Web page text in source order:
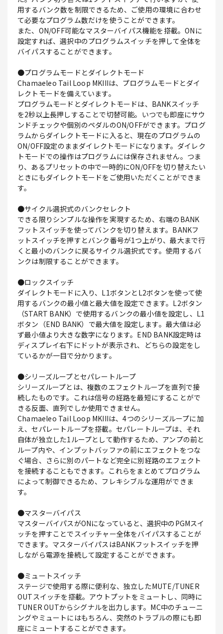
用するバンク数を制限できるため、ご使用の環境に合わせ
て必要なプログラム数だけを使うことができます。
また、ON/OFF可能なマスターバイパス機能を搭載。ONに
設定すれば、選択中のプログラムスイッチを押して全体を
バイパスすることができます。
●プログラムモードとダイレクトモード
Chamaeleo Tail Loop MKIIIは、プログラムモードとダイ
レクトモードを備えています。
プログラムモードとダイレクトモードは、BANKスイッチ
を2秒以上長押しすることで切替可能。いつでも即座にサウ
ンドチェックや個別のペダルのON/OFFができます。プログ
ラムからダイレクトモードに入ると、現在のプログラムの
ON/OFF設定のままダイレクトモードになります。ダイレク
トモードでの操作はプログラムには保存されません。つま
り、あるプリセットの中で一時的にON/OFFを切り替えたい
ときにもダイレクトモードをご使用いただくことができま
す。
●サイクル選択式のバンクセレクト
できる限りシンプルな操作を実現するため、右端のBANK
フットスイッチを使ってバンクを切り替えます。BANKフ
ットスイッチを押すとバンク番号が1つ上がり、最大まで行
くと最小のバンクに戻るサイクル選択式です。使用するバ
ンクは制限することができます。
●ロックスイッチ
ダイレクトモードに入り、L1ボタンとL2ボタンを使って使
用するバンクの最小値と最大値を設定できます。L2ボタン
（START BANK）で使用するバンクの最小値を設定し、L1
ボタン（END BANK）で最大値を設定します。最大値は必
ず最小値より大きな数字になります。END BANK設定時は
ディスプレイ右下にドットが表示され、どちらの設定をし
ているかが一目で分かります。
●シリーズループとセパレートループ
シリーズループとは、複数のエフェクトループを直列で接
続したものです。これは信号の経路を最短にすることがで
きる反面、直列でしか使用できません。
Chamaeleo Tail Loop MKIIIは、4つのシリーズループに加
え、セパレートループを搭載。セパレートループは、それ
自体が独立した1ループとして動作するため、アンプの前と
ループ内や、インプットバッファの前にエフェクトをつな
ぐ場合、さらに別のパートなど完全に別経路のエフェクト
を接続することもできます。これらをまとめてプログラム
によって制御できるため、フレキシブルな運用ができま
す。
●マスターバイパス
マスターバイパスがONになっていると、選択中のPGMスイ
ッチを押すことでスイッチャー全体をバイパスすることが
できます。マスターバイパスはBANKフットスイッチを押
しながら電源を接続して設定することができます。
●ミュートスイッチ
ステージで使用する際に便利な、独立したMUTE/TUNER
OUTスイッチを搭載。アウトプットをミュートし、同時に
TUNER OUTからシグナルを出力します。MC中のチューニ
ングやミュートにはもちろん、突然のトラブルの際にも即
座にミュートすることができます。